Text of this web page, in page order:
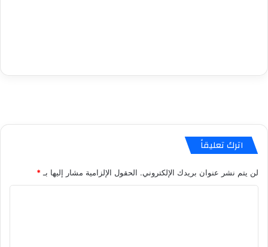
اترك تعليقاً
لن يتم نشر عنوان بريدك الإلكتروني. الحقول الإلزامية مشار إليها بـ *